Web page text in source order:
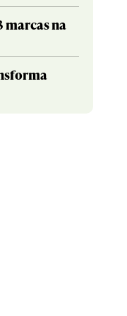
marcas na